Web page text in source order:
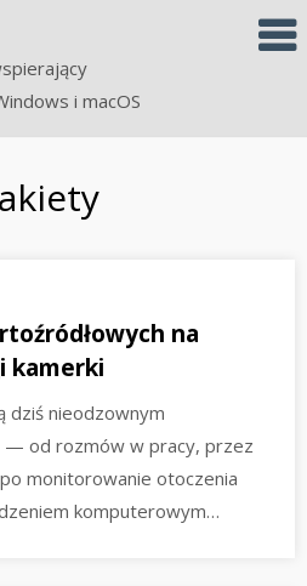
i macOS
na
kamerki
dziś nieodzownym
— od rozmów w pracy, przez
monitorowanie otoczenia
komputerowym…